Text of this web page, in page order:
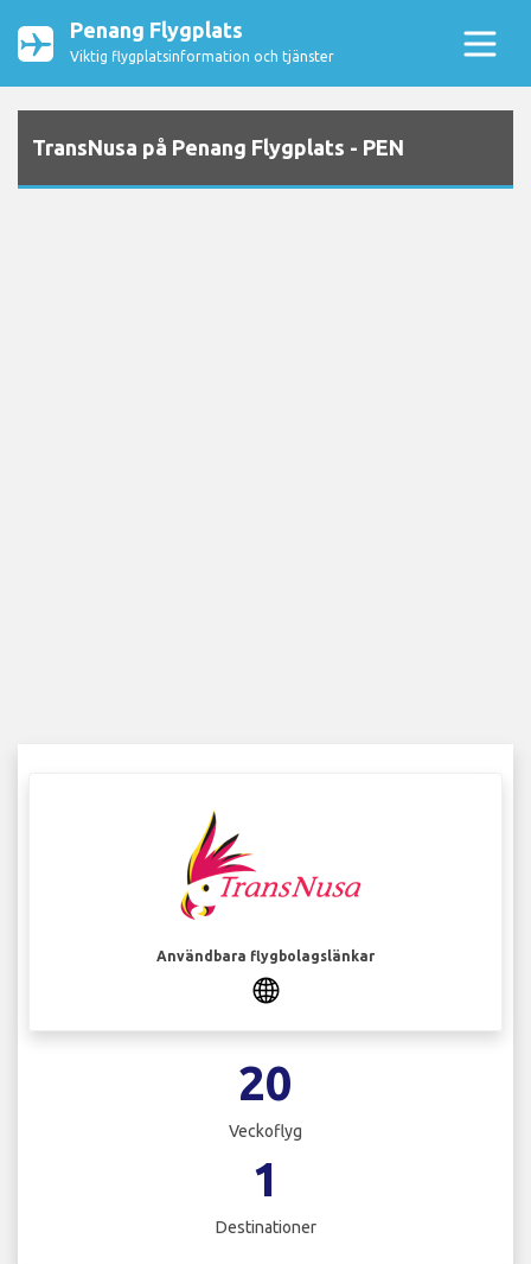
Penang Flygplats
Viktig flygplatsinformation och tjänster
TransNusa på Penang Flygplats - PEN
Användbara flygbolagslänkar
20
Veckoflyg
1
Destinationer